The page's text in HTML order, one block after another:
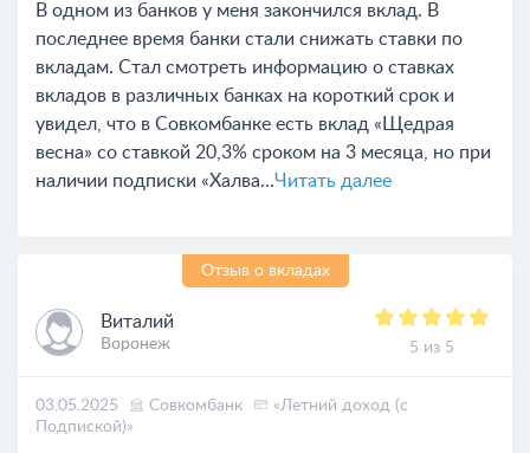
В одном из банков у меня закончился вклад. В
последнее время банки стали снижать ставки по
вкладам. Стал смотреть информацию о ставках
вкладов в различных банках на короткий срок и
увидел, что в Совкомбанке есть вклад «Щедрая
весна» со ставкой 20,3% сроком на 3 месяца, но при
наличии подписки «Халва...Читать далее
Отзыв о вкладах
Виталий
Воронеж 5 из 5
03.05.2025 Совкомбанк
«Летний доход (с
Подпиской)»